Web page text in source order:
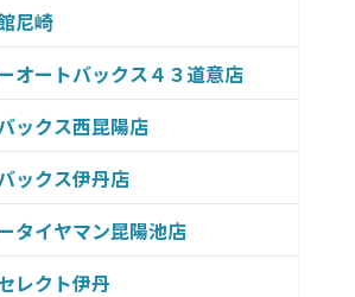
尼崎
オートバックス４３道意店
ックス西昆陽店
ックス伊丹店
タイヤマン昆陽池店
レクト伊丹